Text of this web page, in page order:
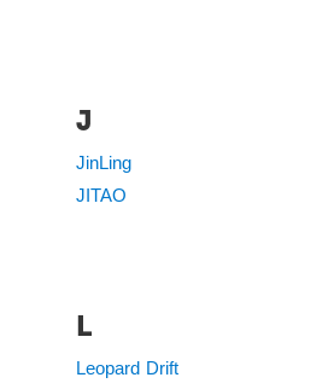
J
JinLing
JITAO
L
Leopard Drift